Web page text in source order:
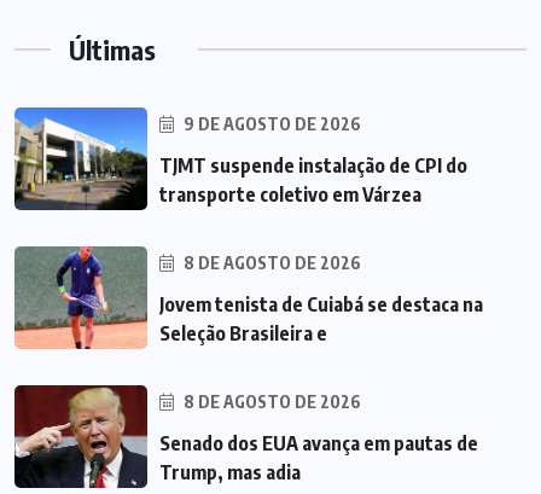
Últimas
9 DE AGOSTO DE 2026
TJMT suspende instalação de CPI do
transporte coletivo em Várzea
8 DE AGOSTO DE 2026
Jovem tenista de Cuiabá se destaca na
Seleção Brasileira e
8 DE AGOSTO DE 2026
Senado dos EUA avança em pautas de
Trump, mas adia